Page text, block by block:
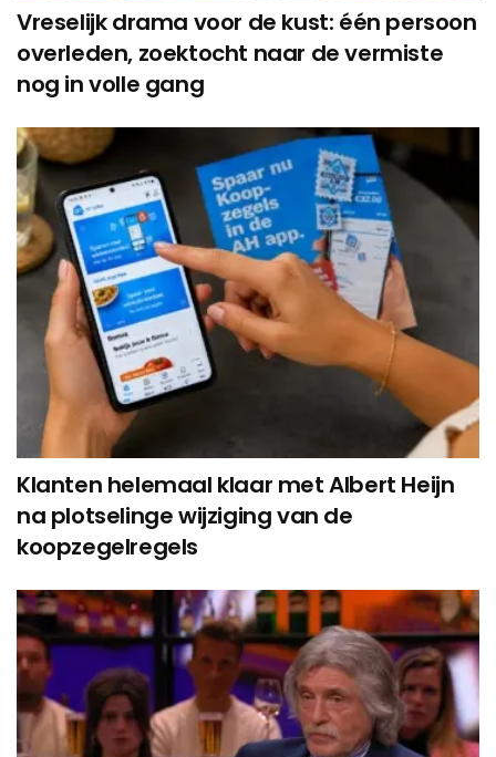
Vreselijk drama voor de kust: één persoon
overleden, zoektocht naar de vermiste
nog in volle gang
Klanten helemaal klaar met Albert Heijn
na plotselinge wijziging van de
koopzegelregels